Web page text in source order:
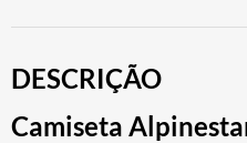
DESCRIÇÃO
Camiseta